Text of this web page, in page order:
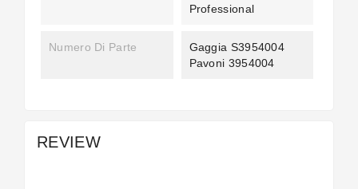
Professional
Numero Di Parte
Gaggia S3954004
Pavoni 3954004
REVIEW